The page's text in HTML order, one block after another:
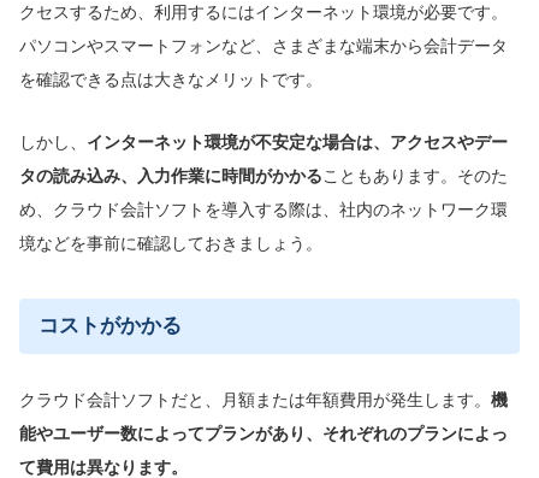
クセスするため、利用するにはインターネット環境が必要です。
パソコンやスマートフォンなど、さまざまな端末から会計データ
を確認できる点は大きなメリットです。
しかし、 インターネット環境が不安定な場合は、アクセスやデー
タの読み込み、入力作業に時間がかかることもあります。そのた
め、クラウド会計ソフトを導入する際は、社内のネットワーク環
境などを事前に確認しておきましょう。
コストがかかる
クラウド会計ソフトだと、月額または年額費用が発生します。 機
能やユーザー数によってプランがあり、それぞれのプランによっ
て費用は異なります。